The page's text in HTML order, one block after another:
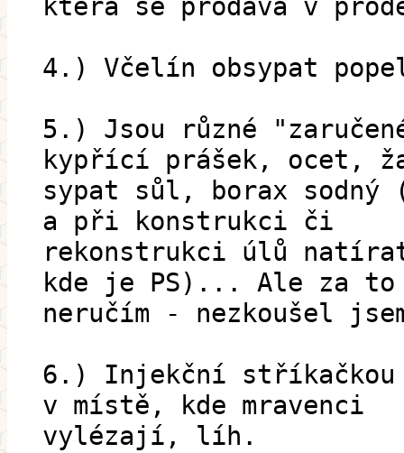
která se prodává v
4.) Včelín obsypat
5.) Jsou různé
kypřící prášek, ocet,
sypat sůl, borax
a při konstrukci či
rekonstrukci úlů
kde je PS)... Ale za to
neručím - nezkoušel
6.) Injekční stříkačkou
v místě, kde mravenci
vylézají, líh.